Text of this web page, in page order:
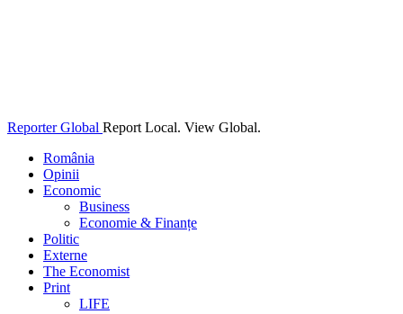
Reporter Global Report Local. View Global.
România
Opinii
Economic
Business
Economie & Finanțe
Politic
Externe
The Economist
Print
LIFE